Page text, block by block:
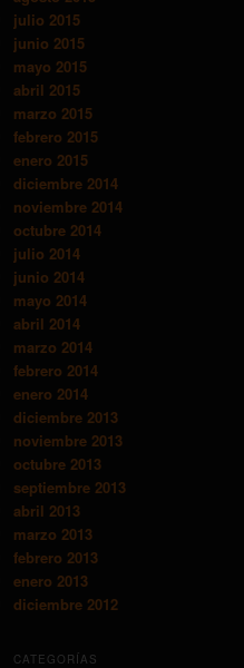
julio 2015
junio 2015
mayo 2015
abril 2015
marzo 2015
febrero 2015
enero 2015
diciembre 2014
noviembre 2014
octubre 2014
julio 2014
junio 2014
mayo 2014
abril 2014
marzo 2014
febrero 2014
enero 2014
diciembre 2013
noviembre 2013
octubre 2013
septiembre 2013
abril 2013
marzo 2013
febrero 2013
enero 2013
diciembre 2012
CATEGORÍAS